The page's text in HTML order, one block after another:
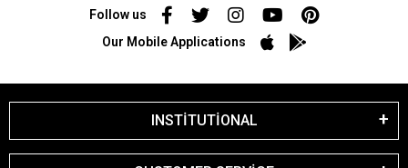
Follow us
Our Mobile Applications
INSTİTUTİONAL